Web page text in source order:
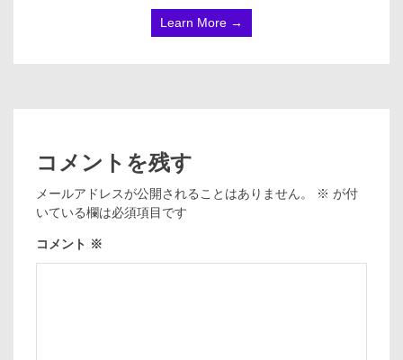
Learn More →
コメントを残す
メールアドレスが公開されることはありません。 ※ が付
いている欄は必須項目です
コメント ※